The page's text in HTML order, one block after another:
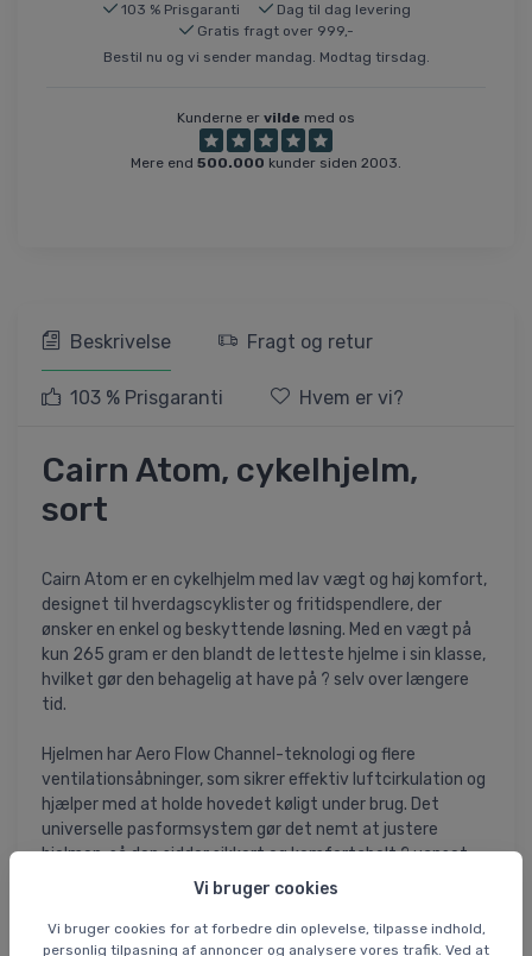
Vi bruger cookies
Vi bruger cookies for at forbedre din oplevelse, tilpasse indhold,
personlig tilpasning af annoncer og analysere vores trafik. Ved at
103 % Prisgaranti
Dag til dag levering
Gratis fragt over 999,-
Bestil nu og vi sender mandag. Modtag tirsdag.
Kunderne er vilde med os
Mere end 500.000 kunder siden 2003.
Beskrivelse Fragt og retur
103 % Prisgaranti Hvem er vi?
Cairn Atom, cykelhjelm,
sort
Cairn Atom er en cykelhjelm med lav vægt og høj komfort,
designet til hverdagscyklister og fritidspendlere, der
ønsker en enkel og beskyttende løsning. Med en vægt på
kun 265 gram er den blandt de letteste hjelme i sin klasse,
hvilket gør den behagelig at have på ? selv over længere
tid.
Hjelmen har Aero Flow Channel-teknologi og flere
ventilationsåbninger, som sikrer effektiv luftcirkulation og
hjælper med at holde hovedet køligt under brug. Det
universelle pasformsystem gør det nemt at justere
hjelmen, så den sidder sikkert og komfortabelt ? uanset
Den beskyttende konstruktion er udviklet med fokus på